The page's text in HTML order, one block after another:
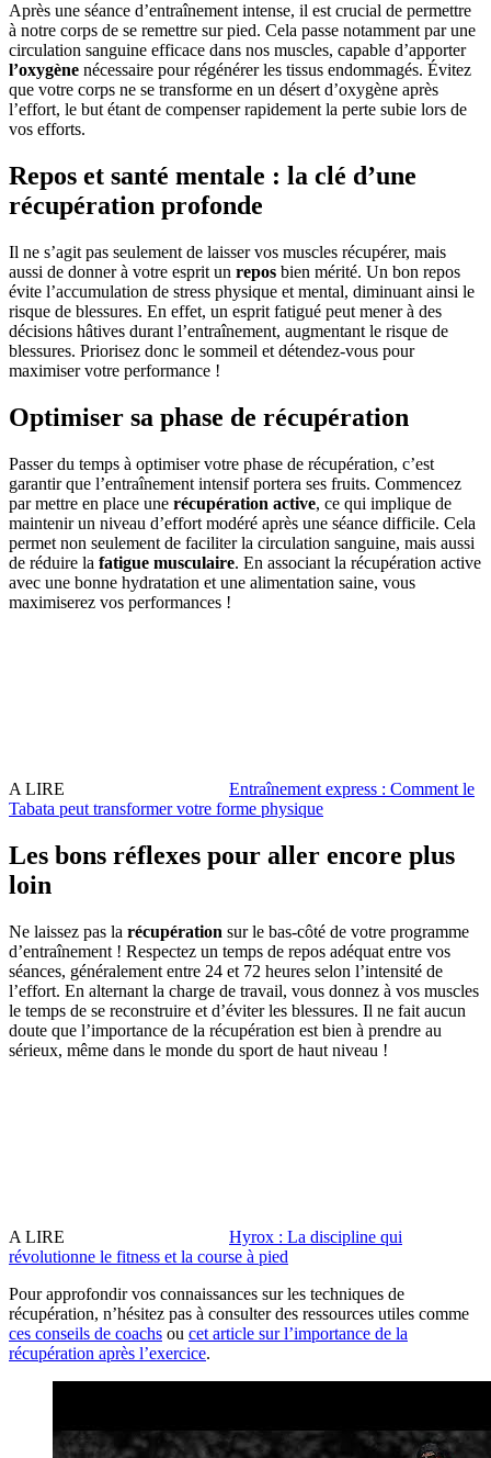
Après une séance d’entraînement intense, il est crucial de permettre
à notre corps de se remettre sur pied. Cela passe notamment par une
circulation sanguine efficace dans nos muscles, capable d’apporter
l’oxygène nécessaire pour régénérer les tissus endommagés. Évitez
que votre corps ne se transforme en un désert d’oxygène après
l’effort, le but étant de compenser rapidement la perte subie lors de
vos efforts.
Repos et santé mentale : la clé d’une
récupération profonde
Il ne s’agit pas seulement de laisser vos muscles récupérer, mais
aussi de donner à votre esprit un repos bien mérité. Un bon repos
évite l’accumulation de stress physique et mental, diminuant ainsi le
risque de blessures. En effet, un esprit fatigué peut mener à des
décisions hâtives durant l’entraînement, augmentant le risque de
blessures. Priorisez donc le sommeil et détendez-vous pour
maximiser votre performance !
Optimiser sa phase de récupération
Passer du temps à optimiser votre phase de récupération, c’est
garantir que l’entraînement intensif portera ses fruits. Commencez
par mettre en place une récupération active, ce qui implique de
maintenir un niveau d’effort modéré après une séance difficile. Cela
permet non seulement de faciliter la circulation sanguine, mais aussi
de réduire la fatigue musculaire. En associant la récupération active
avec une bonne hydratation et une alimentation saine, vous
maximiserez vos performances !
A LIRE
Entraînement express : Comment le
Tabata peut transformer votre forme physique
Les bons réflexes pour aller encore plus
loin
Ne laissez pas la récupération sur le bas-côté de votre programme
d’entraînement ! Respectez un temps de repos adéquat entre vos
séances, généralement entre 24 et 72 heures selon l’intensité de
l’effort. En alternant la charge de travail, vous donnez à vos muscles
le temps de se reconstruire et d’éviter les blessures. Il ne fait aucun
doute que l’importance de la récupération est bien à prendre au
sérieux, même dans le monde du sport de haut niveau !
A LIRE
Hyrox : La discipline qui
révolutionne le fitness et la course à pied
Pour approfondir vos connaissances sur les techniques de
récupération, n’hésitez pas à consulter des ressources utiles comme
ces conseils de coachs ou cet article sur l’importance de la
récupération après l’exercice.